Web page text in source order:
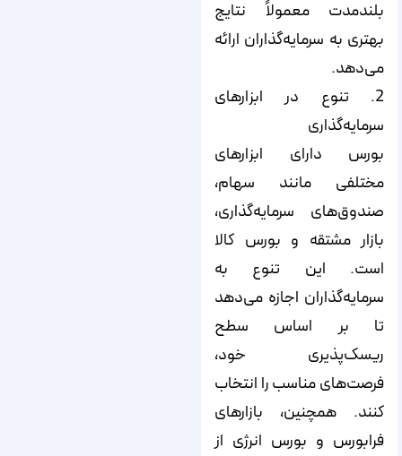
بلندمدت معمولاً نتایج
بهتری به سرمایه‌گذاران ارائه
می‌دهد.
2. تنوع در ابزارهای
سرمایه‌گذاری
بورس دارای ابزارهای
مختلفی مانند سهام،
صندوق‌های سرمایه‌گذاری،
بازار مشتقه و بورس کالا
است. این تنوع به
سرمایه‌گذاران اجازه می‌دهد
تا بر اساس سطح
ریسک‌پذیری خود،
فرصت‌های مناسب را انتخاب
کنند. همچنین، بازارهای
فرابورس و بورس انرژی از